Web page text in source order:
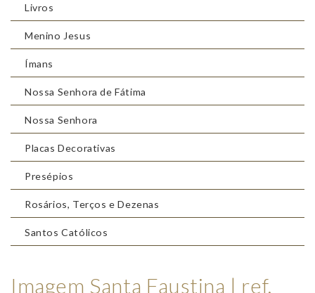
Livros
Menino Jesus
Ímans
Nossa Senhora de Fátima
Nossa Senhora
Placas Decorativas
Presépios
Rosários, Terços e Dezenas
Santos Católicos
Imagem Santa Faustina | ref.